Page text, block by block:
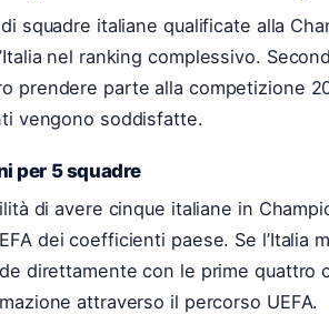
squadre italiane qualificate alla
nel ranking complessivo.
prendere parte alla competizione
vengono soddisfatte.
per 5 squadre
di avere cinque italiane in
dei coefficienti paese. Se
direttamente con le prime quattro
attraverso il percorso UEFA.